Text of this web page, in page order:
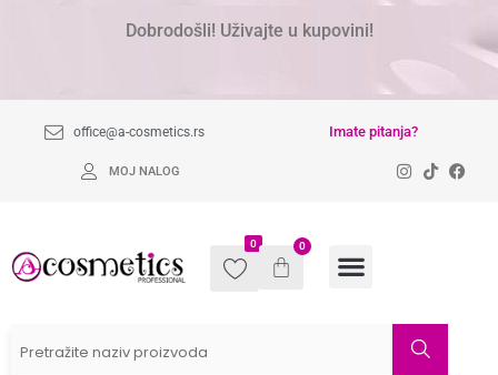
Dobrodošli! Uživajte u kupovini!
office@a-cosmetics.rs Imate pitanja?
MOJ NALOG
0 0